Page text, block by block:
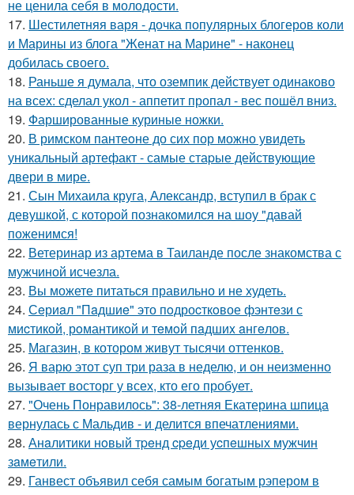
не ценила себя в молодости.
17. Шестилетняя варя - дочка популярных блогеров коли
и Марины из блога "Женат на Марине" - наконец
добилась своего.
18. Раньше я думала, что оземпик действует одинаково
на всех: сделал укол - аппетит пропал - вес пошёл вниз.
19. Фаршированные куриные ножки.
20. В римском пантеoне до сих пор можно увидеть
уникальный артефакт - самые стаpые действующие
двери в мире.
21. Сын Михаила круга, Александр, вступил в брак с
девушкой, с которой познакомился на шоу "давай
поженимся!
22. Ветеринар из артема в Таиланде после знакомства с
мужчиной исчезла.
23. Вы можете питаться правильно и не худеть.
24. Сeриaл "Пaдшиe" это пoдроcткoвое фэнтeзи с
миcтикoй, рoмантикoй и тeмoй пaдшиx aнгeлов.
25. Магазин, в котором живут тысячи оттенков.
26. Я варю этот суп три раза в неделю, и он неизменно
вызывает восторг у всех, кто его пробует.
27. "Очень Понравилось": 38-летняя Екатерина шпица
вернулась с Мальдив - и делится впечатлениями.
28. Анaлитики нoвый тpeнд cpeди уcпeшных мужчин
зaмeтили.
29. Ганвест объявил себя самым богатым рэпером в